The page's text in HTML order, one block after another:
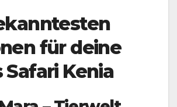
für deine
Safari Kenia